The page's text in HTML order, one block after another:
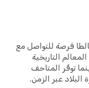
فرصة للتواصل مع
التاريخية
توفّر المتاحف
عبر الزمن.